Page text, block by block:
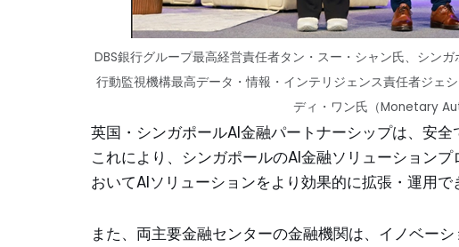
DBS銀行グループ最高経営責任者タン・スー・シャン氏、シン
行動監視機構最高データ・情報・インテリジェンス責任者ジェ
ディ・ワン氏（Monetary
英国・シンガポールAI金融パートナーシップは、安
これにより、シンガポールのAI金融ソリューション
おいてAIソリューションをより効果的に拡張・運用で
また、両主要金融センターの金融機関は、イノベー